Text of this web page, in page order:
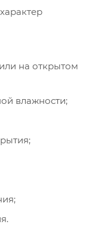
на открытом
влажности;